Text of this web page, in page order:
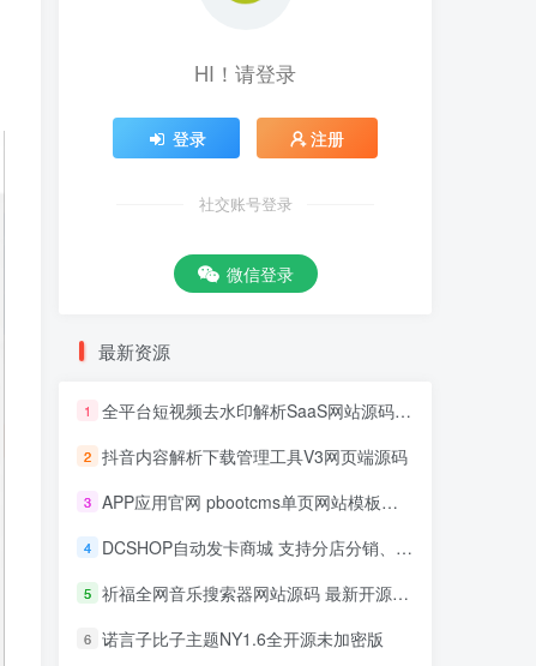
HI！请登录
登录 注册
社交账号登录
微信登录
最新资源
1 全平台短视频去水印解析SaaS网站源码 去水印api总站开源版本
2 抖音内容解析下载管理工具V3网页端源码
3 APP应用官网 pbootcms单页网站模板源码
4 DCSHOP自动发卡商城 支持分店分销、实物发货、自带博客
5 祈福全网音乐搜索器网站源码 最新开源修复版
6 诺言子比子主题NY1.6全开源未加密版